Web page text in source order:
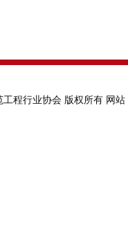
程行业协会 版权所有 网站